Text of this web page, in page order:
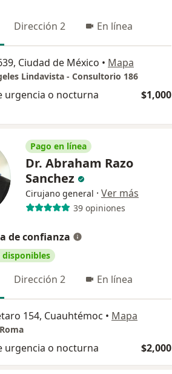
Dirección 2 En línea
Ciudad de México • Mapa
Lindavista - Consultorio 186
urgencia o nocturna $1,000
Pago en línea
Dr. Abraham Razo
Sanchez
Cirujano general · Ver más
39 opiniones
de confianza
disponibles
Dirección 2 En línea
154, Cuauhtémoc • Mapa
urgencia o nocturna $2,000